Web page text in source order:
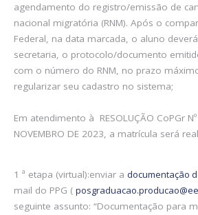
agendamento do registro/emissão de
nacional migratória (RNM). Após o
Federal, na data marcada, o aluno
secretaria, o protocolo/documento
com o número do RNM, no prazo
regularizar seu cadastro no sistema;
Em atendimento à RESOLUÇÃO CoPGr
NOVEMBRO DE 2023, a matrícula será
1 ª etapa (virtual):enviar a documentação
mail do PPG (
seguinte assunto: “Documentação para